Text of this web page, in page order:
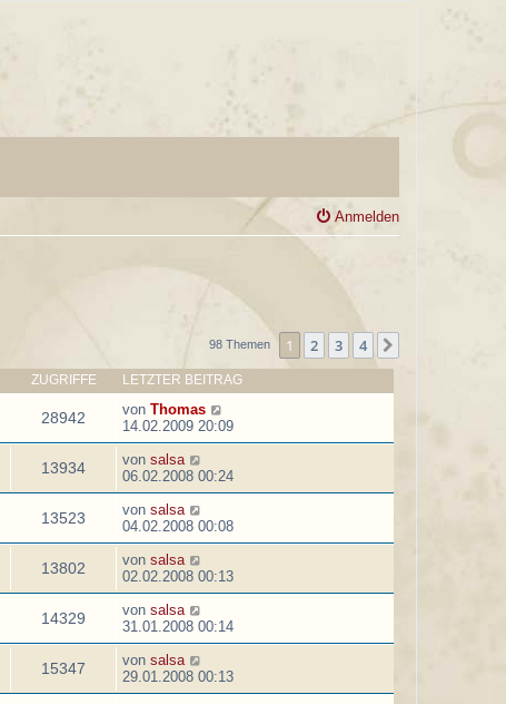
Anmelden
98 Themen 1 2 3 4
ZUGRIFFE LETZTER BEITRAG
28942 von Thomas
14.02.2009 20:09
13934 von salsa
06.02.2008 00:24
13523 von salsa
04.02.2008 00:08
13802 von salsa
02.02.2008 00:13
14329 von salsa
31.01.2008 00:14
15347 von salsa
29.01.2008 00:13